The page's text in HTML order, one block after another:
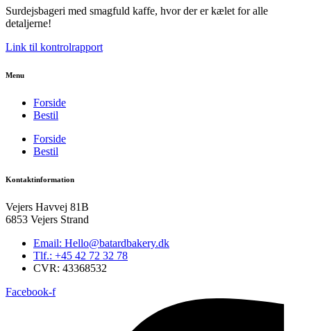
Surdejsbageri med smagfuld kaffe, hvor der er kælet for alle
detaljerne!
Link til kontrolrapport
Menu
Forside
Bestil
Forside
Bestil
Kontaktinformation
Vejers Havvej 81B
6853 Vejers Strand
Email: Hello@batardbakery.dk
Tlf.: +45 42 72 32 78
CVR: 43368532
Facebook-f